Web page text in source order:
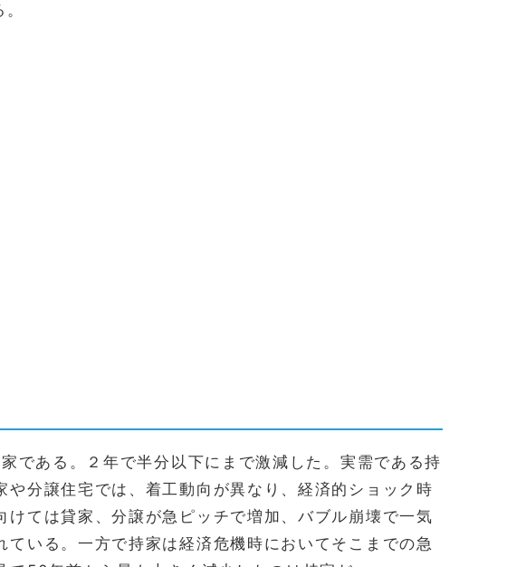
ある。２年で半分以下にまで激減した。実需である持
分譲住宅では、着工動向が異なり、経済的ショック時
ては貸家、分譲が急ピッチで増加、バブル崩壊で一気
いる。一方で持家は経済危機時においてそこまでの急